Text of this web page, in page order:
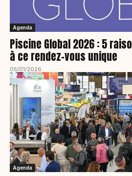
Agenda
Piscine Global 2026 : 5
à ce rendez-vous unique
05/01/2026
Agenda